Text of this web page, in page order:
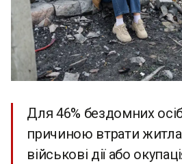
Для 46% бездомних
причиною втрати
військові дії або